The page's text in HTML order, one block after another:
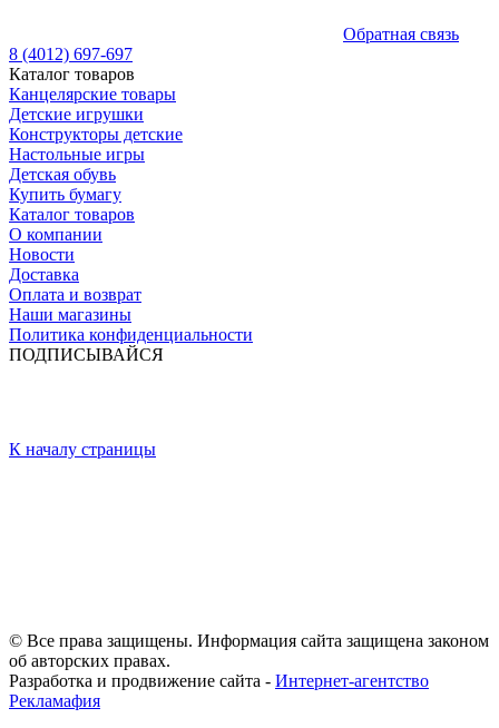
Обратная связь
8 (4012) 697-697
Каталог товаров
Канцелярские товары
Детские игрушки
Конструкторы детские
Настольные игры
Детская обувь
Купить бумагу
Каталог товаров
О компании
Новости
Доставка
Оплата и возврат
Наши магазины
Политика конфиденциальности
ПОДПИСЫВАЙСЯ
К началу страницы
© Все права защищены. Информация сайта защищена законом
об авторских правах.
Разработка и продвижение сайта - Интернет-агентство
Рекламафия